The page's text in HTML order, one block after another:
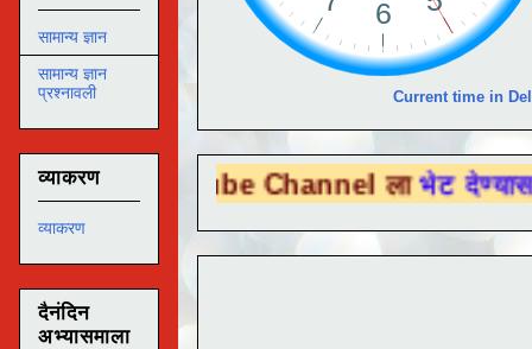
Current time in
Tube Channel लाभेट देण्यासाठी येथे क्लिक
सामान्य ज्ञान
सामान्य ज्ञान
प्रश्नावली
व्याकरण
व्याकरण
दैनंदिन
अभ्यासमाला